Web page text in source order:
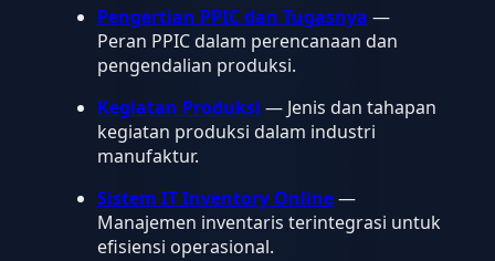
Pengertian PPIC dan Tugasnya —
Peran PPIC dalam perencanaan dan
pengendalian produksi.
Kegiatan Produksi — Jenis dan tahapan
kegiatan produksi dalam industri
manufaktur.
Sistem IT Inventory Online—
Manajemen inventaris terintegrasi untuk
efisiensi operasional.